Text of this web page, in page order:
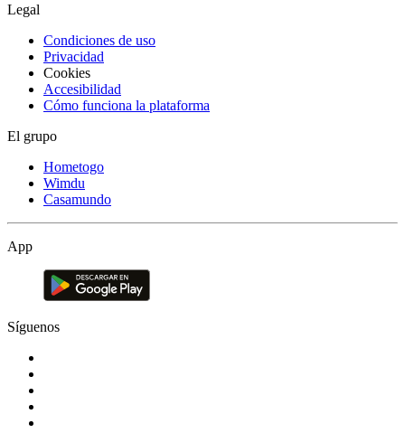
Legal
Condiciones de uso
Privacidad
Cookies
Accesibilidad
Cómo funciona la plataforma
El grupo
Hometogo
Wimdu
Casamundo
App
Síguenos